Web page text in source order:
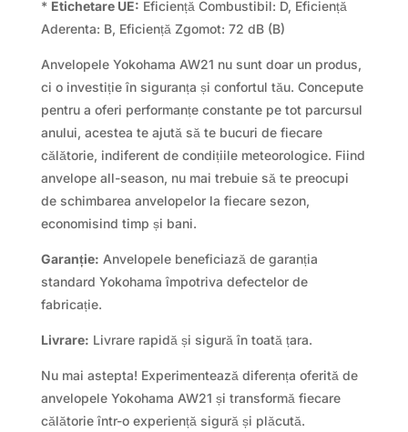
* Etichetare UE: Eficiență Combustibil: D, Eficiență
Aderenta: B, Eficiență Zgomot: 72 dB (B)
Anvelopele Yokohama AW21 nu sunt doar un produs,
ci o investiție în siguranța și confortul tău. Concepute
pentru a oferi performanțe constante pe tot parcursul
anului, acestea te ajută să te bucuri de fiecare
călătorie, indiferent de condițiile meteorologice. Fiind
anvelope all-season, nu mai trebuie să te preocupi
de schimbarea anvelopelor la fiecare sezon,
economisind timp și bani.
Garanție: Anvelopele beneficiază de garanția
standard Yokohama împotriva defectelor de
fabricație.
Livrare: Livrare rapidă și sigură în toată țara.
Nu mai astepta! Experimentează diferența oferită de
anvelopele Yokohama AW21 și transformă fiecare
călătorie într-o experiență sigură și plăcută.